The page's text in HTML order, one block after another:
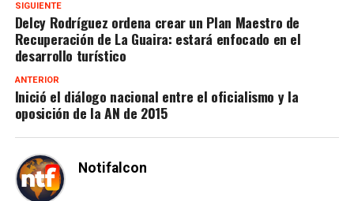
SIGUIENTE
Delcy Rodríguez ordena crear un Plan Maestro de
Recuperación de La Guaira: estará enfocado en el
desarrollo turístico
ANTERIOR
Inició el diálogo nacional entre el oficialismo y la
oposición de la AN de 2015
Notifalcon